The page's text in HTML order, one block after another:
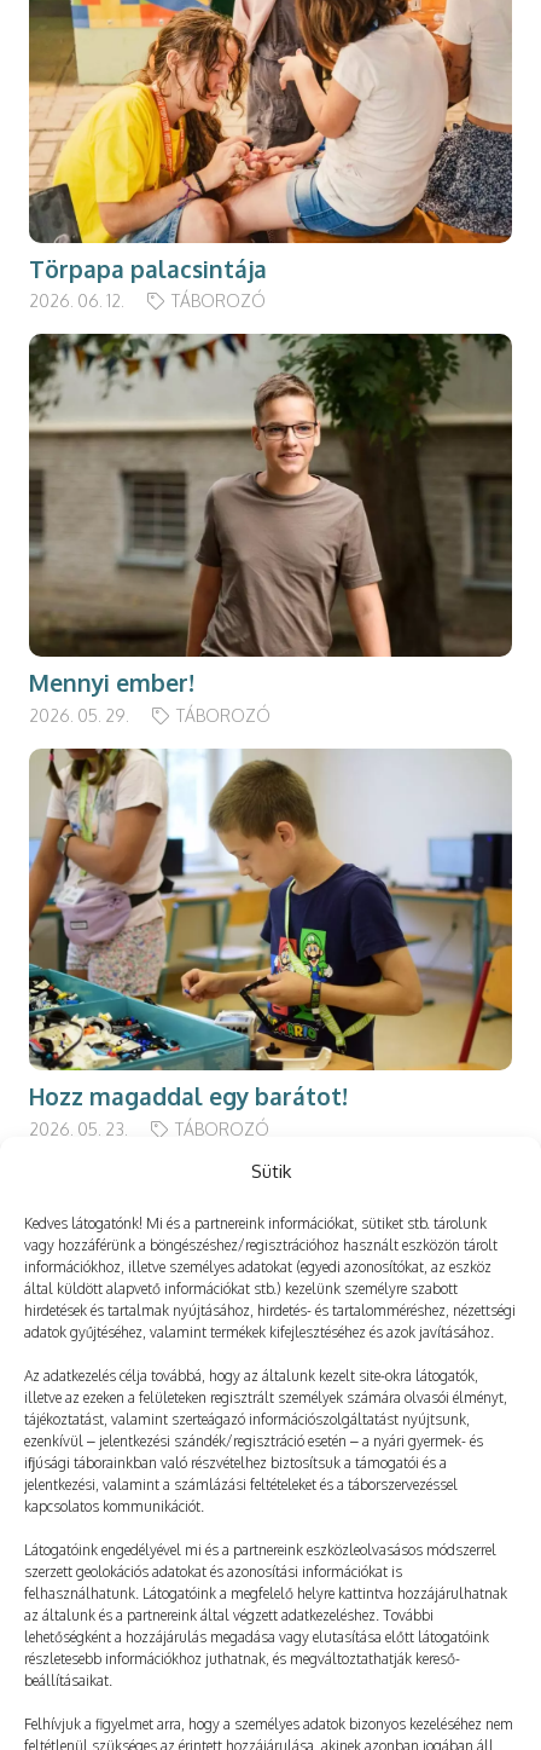
Sütik
Kedves látogatónk! Mi és a partnereink információkat, sütiket stb. tárolunk
vagy hozzáférünk a böngészéshez/regisztrációhoz használt eszközön tárolt
információkhoz, illetve személyes adatokat (egyedi azonosítókat, az eszköz
által küldött alapvető információkat stb.) kezelünk személyre szabott
hirdetések és tartalmak nyújtásához, hirdetés- és tartalomméréshez, nézettségi
adatok gyűjtéséhez, valamint termékek kifejlesztéséhez és azok javításához.
Az adatkezelés célja továbbá, hogy az általunk kezelt site-okra látogatók,
illetve az ezeken a felületeken regisztrált személyek számára olvasói élményt,
tájékoztatást, valamint szerteágazó információszolgáltatást nyújtsunk,
ezenkívül – jelentkezési szándék/regisztráció esetén – a nyári gyermek- és
ifjúsági táborainkban való részvételhez biztosítsuk a támogatói és a
jelentkezési, valamint a számlázási feltételeket és a táborszervezéssel
kapcsolatos kommunikációt.
Látogatóink engedélyével mi és a partnereink eszközleolvasásos módszerrel
szerzett geolokációs adatokat és azonosítási információkat is
felhasználhatunk. Látogatóink a megfelelő helyre kattintva hozzájárulhatnak
az általunk és a partnereink által végzett adatkezeléshez. További
lehetőségként a hozzájárulás megadása vagy elutasítása előtt látogatóink
részletesebb információkhoz juthatnak, és megváltoztathatják kereső-
beállításaikat.
Felhívjuk a figyelmet arra, hogy a személyes adatok bizonyos kezeléséhez nem
feltétlenül szükséges az érintett hozzájárulása, akinek azonban jogában áll
Törpapa palacsintája
2026. 06. 12. TÁBOROZÓ
Mennyi ember!
2026. 05. 29. TÁBOROZÓ
Hozz magaddal egy barátot!
2026. 05. 23. TÁBOROZÓ
Még több
Most is tartó tábori barátságok
2022. 10. 03. TÁBOROZÓ